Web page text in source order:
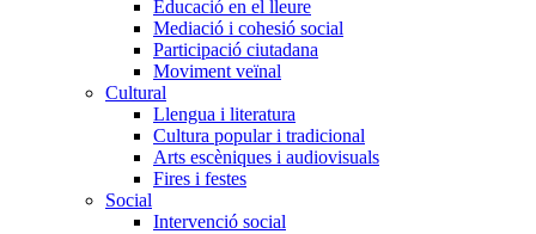
Educació en el lleure
Mediació i cohesió social
Participació ciutadana
Moviment veïnal
Cultural
Llengua i literatura
Cultura popular i tradicional
Arts escèniques i audiovisuals
Fires i festes
Social
Intervenció social